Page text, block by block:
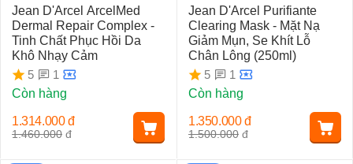
Jean D'Arcel ArcelMed
Dermal Repair Complex -
Tinh Chất Phục Hồi Da
Khô Nhạy Cảm
5
1
Còn hàng
1.460.000 đ
1.314.000 đ
Jean D'Arcel Purifiante
Clearing Mask - Mặt Nạ
Giảm Mụn, Se Khít Lỗ
Chân Lông (250ml)
5
1
Còn hàng
1.500.000 đ
1.350.000 đ